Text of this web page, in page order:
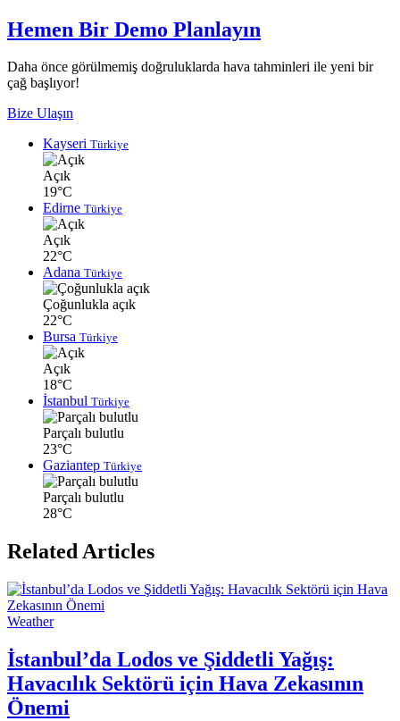
Hemen Bir Demo Planlayın
Daha önce görülmemiş doğruluklarda hava tahminleri ile yeni bir
çağ başlıyor!
Bize Ulaşın
Kayseri Türkiye
Açık
19°C
Edirne Türkiye
Açık
22°C
Adana Türkiye
Çoğunlukla açık
22°C
Bursa Türkiye
Açık
18°C
İstanbul Türkiye
Parçalı bulutlu
23°C
Gaziantep Türkiye
Parçalı bulutlu
28°C
Related Articles
Weather
İstanbul’da Lodos ve Şiddetli Yağış:
Havacılık Sektörü için Hava Zekasının
Önemi